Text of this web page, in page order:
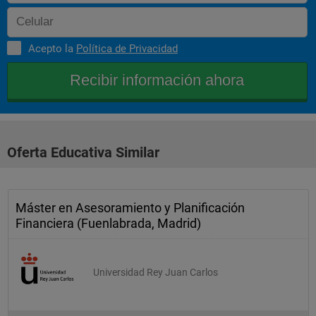
Economía Financiera
Segundo trimestre
Econometría Financiera
Renta Fija y Derivados
Tercer trimestre
Materias
Acepto la Política de Privacidad
Oferta Educativa Similar
Máster en Asesoramiento y Planificación
Financiera (Fuenlabrada, Madrid)
Universidad Rey Juan Carlos